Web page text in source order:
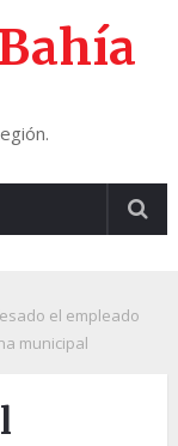
el empleado
municipal